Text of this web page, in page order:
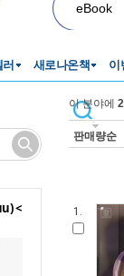
eBook
새로나온책 이
<
이 분야에 2
판매량순
1.